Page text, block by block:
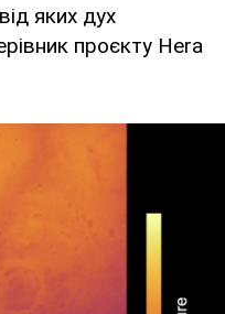
яких дух
проєкту Hera